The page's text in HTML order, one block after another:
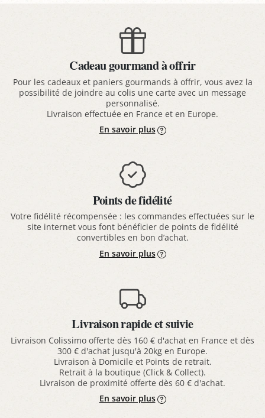
Cadeau gourmand à offrir
Pour les cadeaux et paniers gourmands à offrir, vous avez la
possibilité de joindre au colis une carte avec un message
personnalisé.
Livraison effectuée en France et en Europe.
En savoir plus
Points de fidélité
Votre fidélité récompensée : les commandes effectuées sur le
site internet vous font bénéficier de points de fidélité
convertibles en bon d’achat.
En savoir plus
Livraison rapide et suivie
Livraison Colissimo offerte dès 160 € d'achat en France et dès
300 € d'achat jusqu'à 20kg en Europe.
Livraison à Domicile et Points de retrait.
Retrait à la boutique (Click & Collect).
Livraison de proximité offerte dès 60 € d'achat.
En savoir plus